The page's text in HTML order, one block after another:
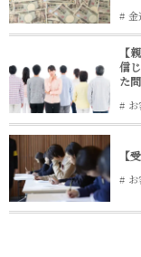
金
【
信
た
【